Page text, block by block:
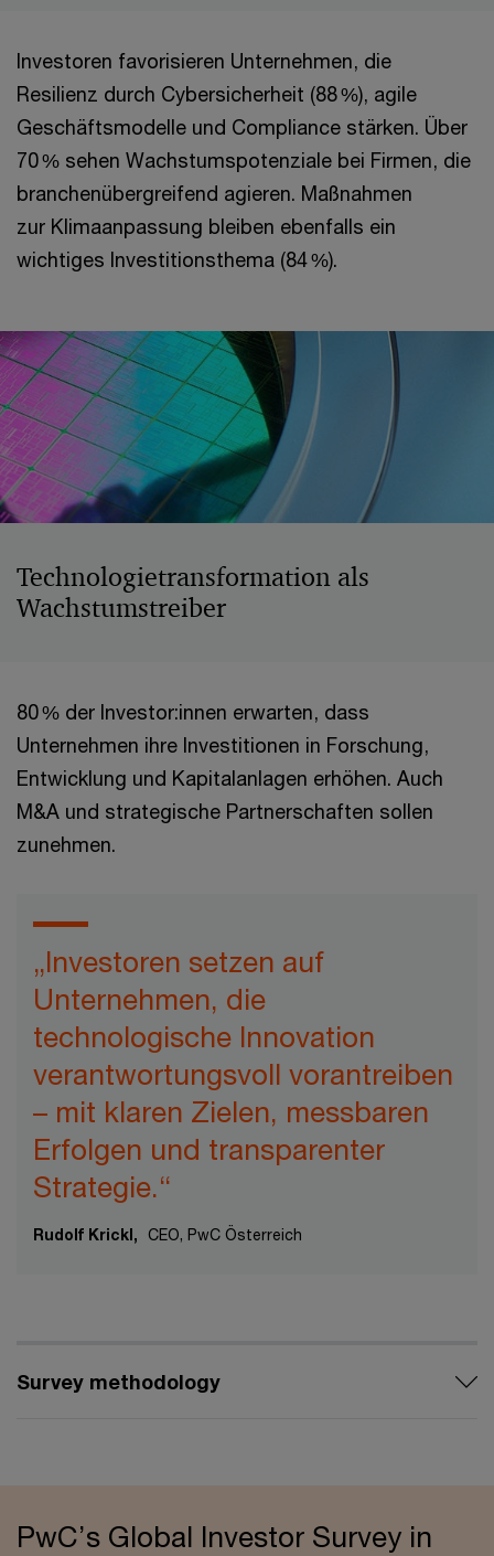
Investoren favorisieren Unternehmen, die
Resilienz durch Cybersicherheit (88 %), agile
Geschäftsmodelle und Compliance stärken. Über
70 % sehen Wachstumspotenziale bei Firmen, die
branchenübergreifend agieren. Maßnahmen
zur Klimaanpassung bleiben ebenfalls ein
wichtiges Investitionsthema (84 %).
Technologietransformation als
Wachstumstreiber
80 % der Investor:innen erwarten, dass
Unternehmen ihre Investitionen in Forschung,
Entwicklung und Kapitalanlagen erhöhen. Auch
M&A und strategische Partnerschaften sollen
zunehmen.
„Investoren setzen auf
Unternehmen, die
technologische Innovation
verantwortungsvoll vorantreiben
– mit klaren Zielen, messbaren
Erfolgen und transparenter
Strategie.“
Rudolf Krickl, CEO, PwC Österreich
Survey methodology
PwC’s Global Investor Survey in